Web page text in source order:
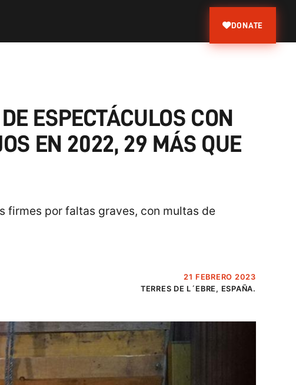
DONATE
ESPECTÁCULOS CON
EN 2022, 29 MÁS QUE
firmes por faltas graves, con multas de
21 FEBRERO 2023
TERRES DE L´EBRE, ESPAÑA.